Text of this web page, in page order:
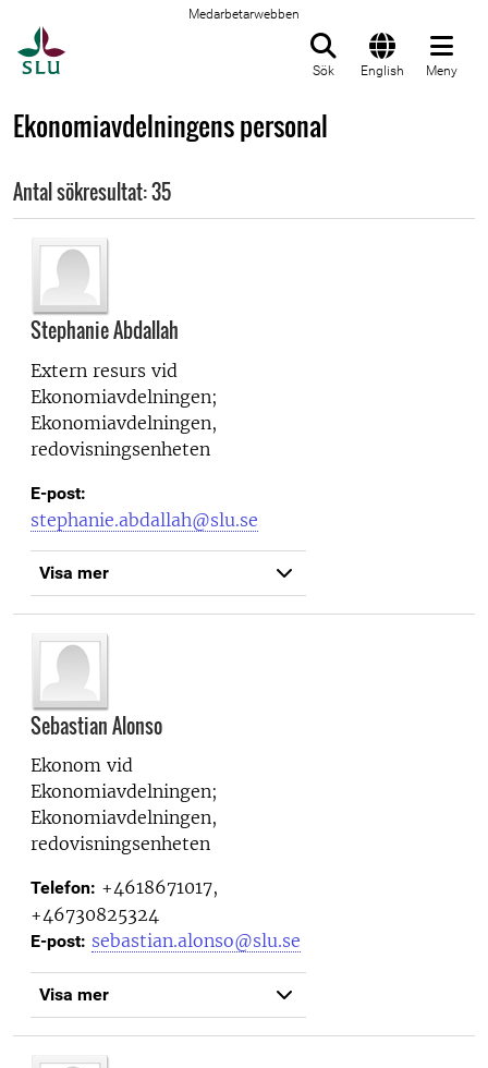
Medarbetarwebben
Sök English Meny
Ekonomiavdelningens personal
Antal sökresultat: 35
Stephanie Abdallah
Extern resurs vid
Ekonomiavdelningen;
Ekonomiavdelningen,
redovisningsenheten
E-post:
stephanie.abdallah@slu.se
Visa mer
Sebastian Alonso
Ekonom vid
Ekonomiavdelningen;
Ekonomiavdelningen,
redovisningsenheten
Telefon: +4618671017,
+46730825324
E-post: sebastian.alonso@slu.se
Visa mer